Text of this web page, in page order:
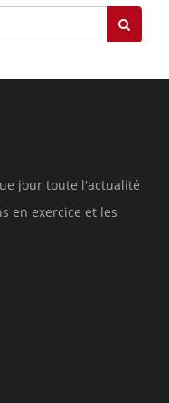
jour toute l'actualité
en exercice et les